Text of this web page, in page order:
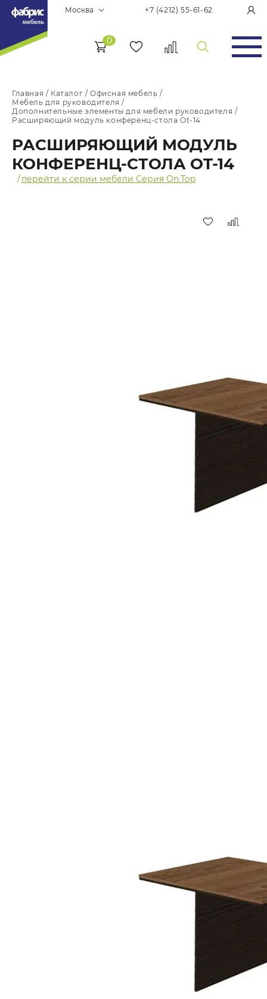
Москва +7 (4212) 55-61-62
0
Главная / Каталог /Офисная мебель /
Мебель для руководителя /
Дополнительные элементы для мебели руководителя /
Расширяющий модуль конференц-стола Ot-14
РАСШИРЯЮЩИЙ МОДУЛЬ
КОНФЕРЕНЦ-СТОЛА OT-14
/перейти к серии мебели Серия On.Top